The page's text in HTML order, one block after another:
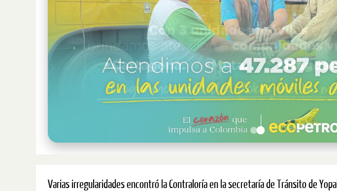
Varias irregularidades encontró la Contraloría en la secretaría de Tránsito de Yopal